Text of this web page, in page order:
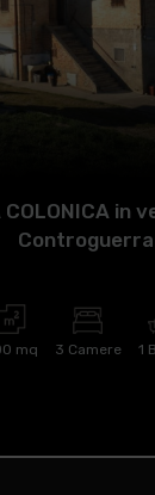
COLONICA in
Controguerra
mq 3 Camere 1